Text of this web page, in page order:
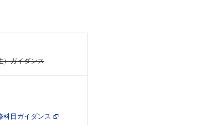
）ガイダンス
科目ガイダンス